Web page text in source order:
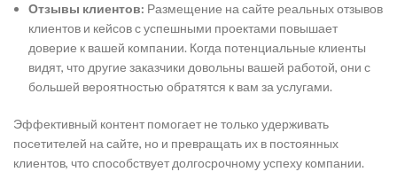
Отзывы клиентов: Размещение на сайте реальных отзывов
клиентов и кейсов с успешными проектами повышает
доверие к вашей компании. Когда потенциальные клиенты
видят, что другие заказчики довольны вашей работой, они с
большей вероятностью обратятся к вам за услугами.
Эффективный контент помогает не только удерживать
посетителей на сайте, но и превращать их в постоянных
клиентов, что способствует долгосрочному успеху компании.